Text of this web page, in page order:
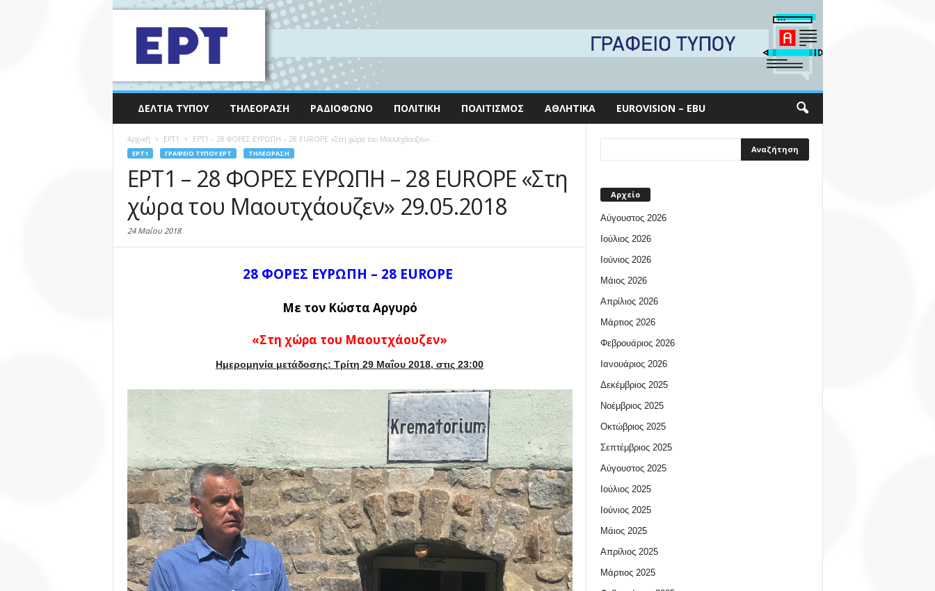
ΔΕΛΤΊΑ ΤΎΠΟΥ ΤΗΛΕΌΡΑΣΗ ΡΑΔΙΌΦΩΝΟ ΠΟΛΙΤΙΚΉ ΠΟΛΙΤΙΣΜΌΣ ΑΘΛΗΤΙΚΆ EUROVISION – EBU
Αρχική EΡΤ1 ΕΡΤ1 – 28 ΦΟΡΕΣ ΕΥΡΩΠΗ – 28 EUROPE «Στη χώρα του Μαουτχάουζεν»...
EΡΤ1 ΓΡΑΦΕΊΟ ΤΎΠΟΥ ΕΡΤ ΤΗΛΕΌΡΑΣΗ
ΕΡΤ1 – 28 ΦΟΡΕΣ ΕΥΡΩΠΗ – 28 EUROPE «Στη
χώρα του Μαουτχάουζεν» 29.05.2018
24 Μαΐου 2018
28 ΦΟΡΕΣ ΕΥΡΩΠΗ – 28 EUROPE
Με τον Κώστα Αργυρό
«Στη χώρα του Μαουτχάουζεν»
Ημερομηνία μετάδοσης: Τρίτη 29 Μαΐου 2018, στις 23:00
Αρχείο
Αύγουστος 2026
Ιούλιος 2026
Ιούνιος 2026
Μάιος 2026
Απρίλιος 2026
Μάρτιος 2026
Φεβρουάριος 2026
Ιανουάριος 2026
Δεκέμβριος 2025
Νοέμβριος 2025
Οκτώβριος 2025
Σεπτέμβριος 2025
Αύγουστος 2025
Ιούλιος 2025
Ιούνιος 2025
Μάιος 2025
Απρίλιος 2025
Μάρτιος 2025